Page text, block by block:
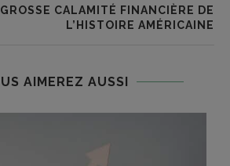
CALAMITÉ FINANCIÈRE DE
L’HISTOIRE AMÉRICAINE
AIMEREZ AUSSI